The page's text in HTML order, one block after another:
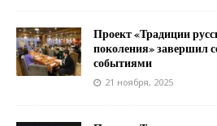
Проект «Традиции
поколения» завершил
событиями
21 ноября, 2025